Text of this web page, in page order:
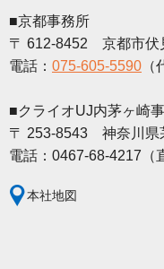
■京都事務所
〒 612-8452 京都市
電話： 075-605-5590
■クライオUJ内茅ヶ崎
〒 253-8543 神奈川県
電話：0467-68-4217（
本社地図